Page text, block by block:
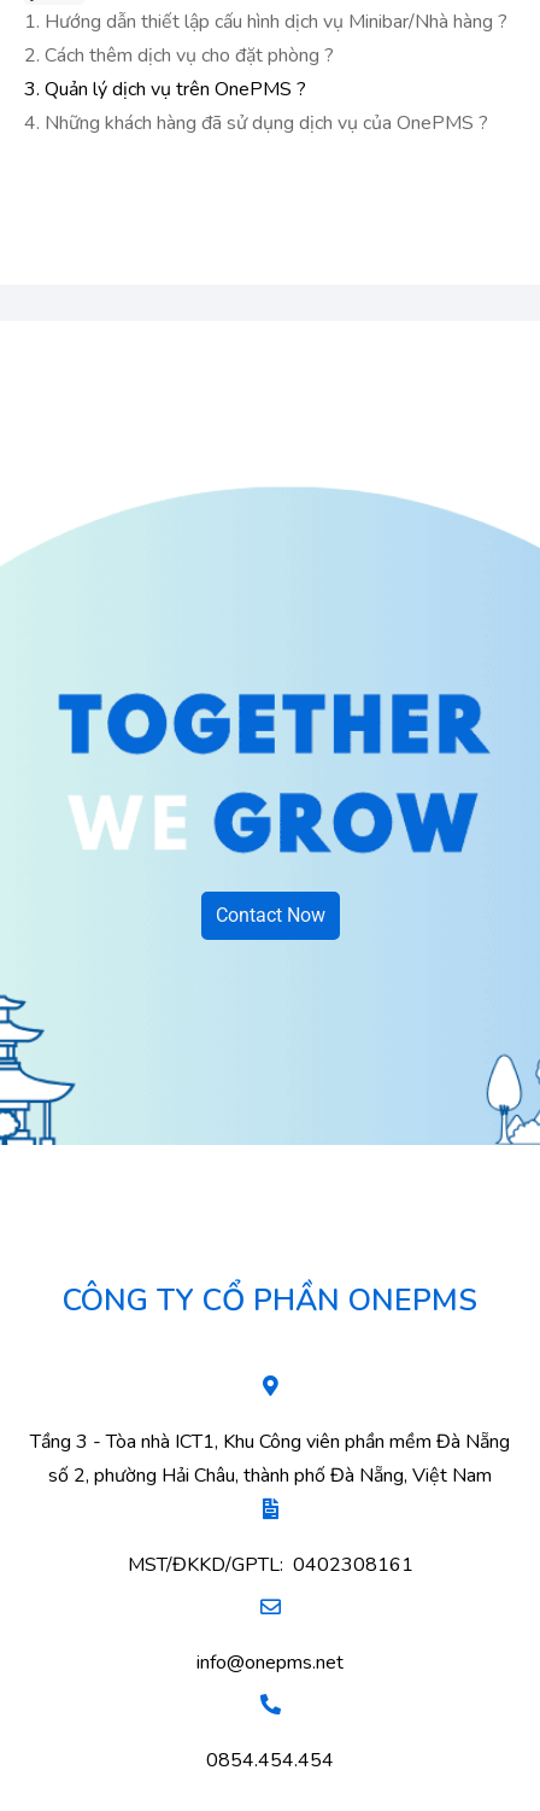
1. Hướng dẫn thiết lập cấu hình dịch vụ Minibar/Nhà hàng ?
2. Cách thêm dịch vụ cho đặt phòng ?
3. Quản lý dịch vụ trên OnePMS ?
4. Những khách hàng đã sử dụng dịch vụ của OnePMS ?
Contact Now
CÔNG TY CỔ PHẦN ONEPMS
Tầng 3 - Tòa nhà ICT1, Khu Công viên phần mềm Đà Nẵng
số 2, phường Hải Châu, thành phố Đà Nẵng, Việt Nam
MST/ĐKKD/GPTL: 0402308161
info@onepms.net
0854.454.454